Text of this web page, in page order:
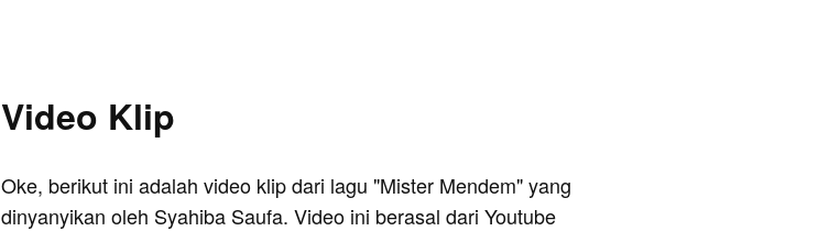
Video Klip
Oke, berikut ini adalah video klip dari lagu "Mister Mendem" yang
dinyanyikan oleh Syahiba Saufa. Video ini berasal dari Youtube